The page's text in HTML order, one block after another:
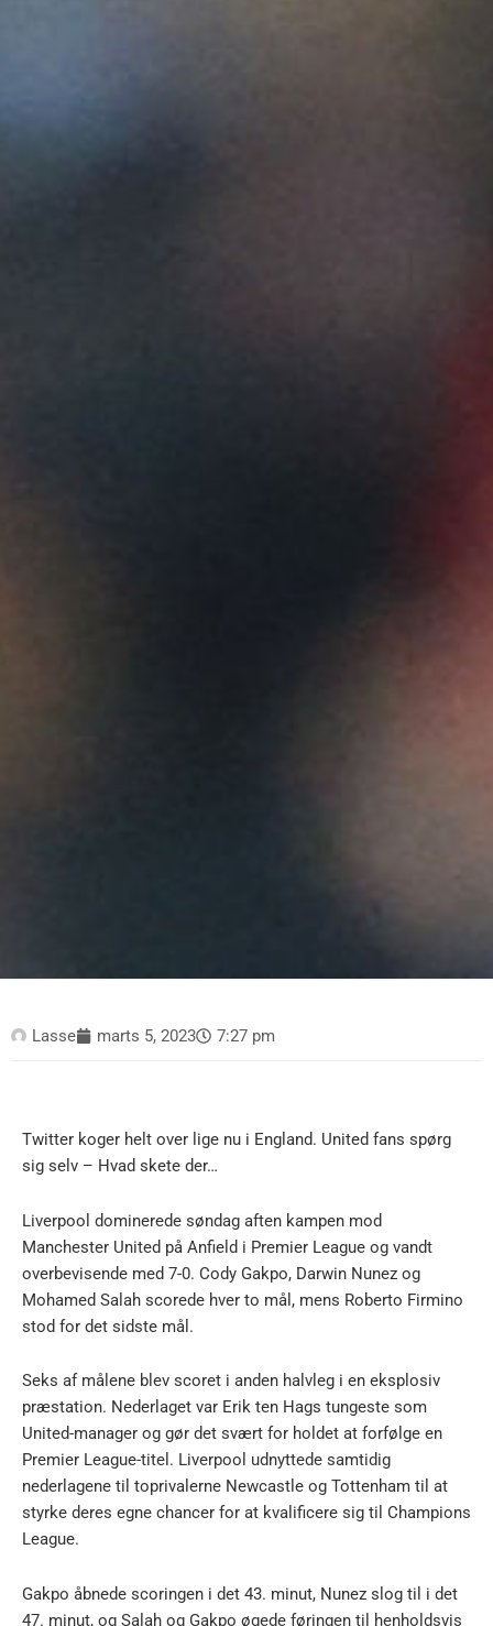
Lasse marts 5, 2023 7:27 pm
Twitter koger helt over lige nu i England. United fans spørg
sig selv – Hvad skete der…
Liverpool dominerede søndag aften kampen mod
Manchester United på Anfield i Premier League og vandt
overbevisende med 7-0. Cody Gakpo, Darwin Nunez og
Mohamed Salah scorede hver to mål, mens Roberto Firmino
stod for det sidste mål.
Seks af målene blev scoret i anden halvleg i en eksplosiv
præstation. Nederlaget var Erik ten Hags tungeste som
United-manager og gør det svært for holdet at forfølge en
Premier League-titel. Liverpool udnyttede samtidig
nederlagene til toprivalerne Newcastle og Tottenham til at
styrke deres egne chancer for at kvalificere sig til Champions
League.
Gakpo åbnede scoringen i det 43. minut, Nunez slog til i det
47. minut, og Salah og Gakpo øgede føringen til henholdsvis